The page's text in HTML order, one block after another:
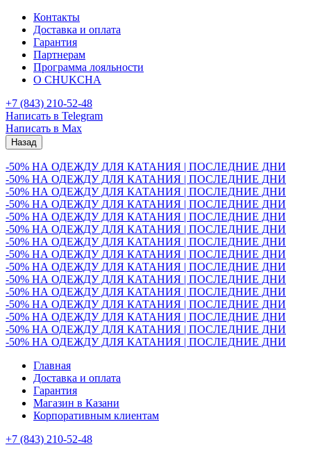
Контакты
Доставка и оплата
Гарантия
Партнерам
Программа лояльности
О CHUKCHA
+7 (843) 210-52-48
Написать в Telegram
Написать в Max
Назад
-50% НА ОДЕЖДУ ДЛЯ КАТАНИЯ | ПОСЛЕДНИЕ ДНИ
-50% НА ОДЕЖДУ ДЛЯ КАТАНИЯ | ПОСЛЕДНИЕ ДНИ
-50% НА ОДЕЖДУ ДЛЯ КАТАНИЯ | ПОСЛЕДНИЕ ДНИ
-50% НА ОДЕЖДУ ДЛЯ КАТАНИЯ | ПОСЛЕДНИЕ ДНИ
-50% НА ОДЕЖДУ ДЛЯ КАТАНИЯ | ПОСЛЕДНИЕ ДНИ
-50% НА ОДЕЖДУ ДЛЯ КАТАНИЯ | ПОСЛЕДНИЕ ДНИ
-50% НА ОДЕЖДУ ДЛЯ КАТАНИЯ | ПОСЛЕДНИЕ ДНИ
-50% НА ОДЕЖДУ ДЛЯ КАТАНИЯ | ПОСЛЕДНИЕ ДНИ
-50% НА ОДЕЖДУ ДЛЯ КАТАНИЯ | ПОСЛЕДНИЕ ДНИ
-50% НА ОДЕЖДУ ДЛЯ КАТАНИЯ | ПОСЛЕДНИЕ ДНИ
-50% НА ОДЕЖДУ ДЛЯ КАТАНИЯ | ПОСЛЕДНИЕ ДНИ
-50% НА ОДЕЖДУ ДЛЯ КАТАНИЯ | ПОСЛЕДНИЕ ДНИ
-50% НА ОДЕЖДУ ДЛЯ КАТАНИЯ | ПОСЛЕДНИЕ ДНИ
-50% НА ОДЕЖДУ ДЛЯ КАТАНИЯ | ПОСЛЕДНИЕ ДНИ
-50% НА ОДЕЖДУ ДЛЯ КАТАНИЯ | ПОСЛЕДНИЕ ДНИ
Главная
Доставка и оплата
Гарантия
Магазин в Казани
Корпоративным клиентам
+7 (843) 210-52-48